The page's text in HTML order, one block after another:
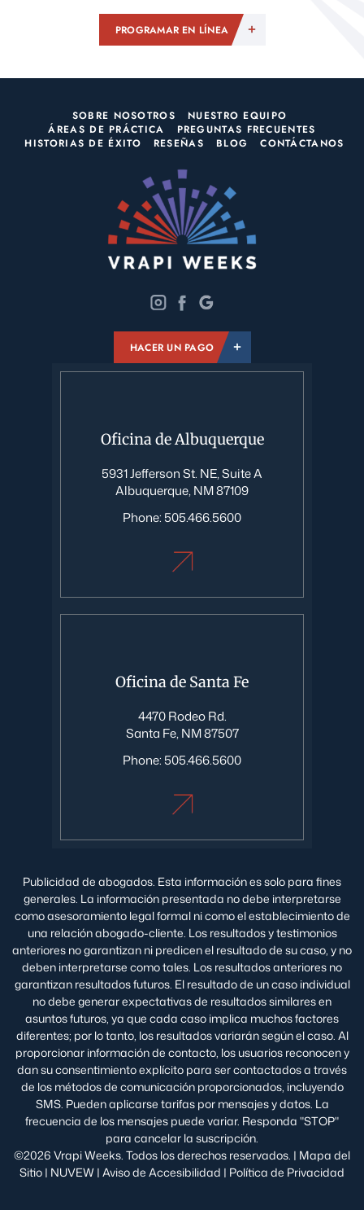
PROGRAMAR EN LÍNEA
SOBRE NOSOTROS
NUESTRO EQUIPO
ÁREAS DE PRÁCTICA
PREGUNTAS FRECUENTES
HISTORIAS DE ÉXITO
RESEÑAS BLOG CONTÁCTANOS
Oficina de Albuquerque
5931 Jefferson St. NE, Suite A
Albuquerque, NM 87109
Phone: 505.466.5600
HACER UN PAGO
Oficina de Santa Fe
4470 Rodeo Rd.
Santa Fe, NM 87507
Phone: 505.466.5600
Publicidad de abogados. Esta información es solo para fines
generales. La información presentada no debe interpretarse
como asesoramiento legal formal ni como el establecimiento de
una relación abogado-cliente. Los resultados y testimonios
anteriores no garantizan ni predicen el resultado de su caso, y no
deben interpretarse como tales. Los resultados anteriores no
garantizan resultados futuros. El resultado de un caso individual
no debe generar expectativas de resultados similares en
asuntos futuros, ya que cada caso implica muchos factores
diferentes; por lo tanto, los resultados variarán según el caso. Al
proporcionar información de contacto, los usuarios reconocen y
dan su consentimiento explícito para ser contactados a través
de los métodos de comunicación proporcionados, incluyendo
SMS. Pueden aplicarse tarifas por mensajes y datos. La
frecuencia de los mensajes puede variar. Responda "STOP"
para cancelar la suscripción.
©2026 Vrapi Weeks. Todos los derechos reservados. | Mapa del
Sitio | NUVEW | Aviso de Accesibilidad | Política de Privacidad